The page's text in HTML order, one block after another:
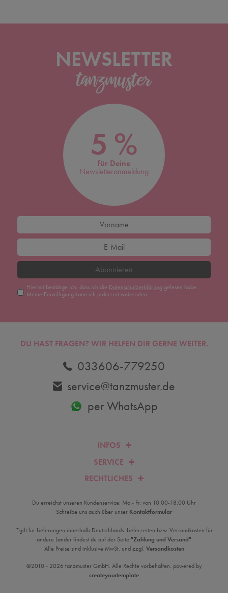
NEWSLETTER
5 %
für Deine
Newsletteranmeldung
Abonnieren
Hiermit bestätige ich, dass ich die Daten­schutz­erklärunggelesen habe.
Meine Einwilligung kann ich jederzeit widerrufen.
INFOS
SERVICE
RECHTLICHES
DU HAST FRAGEN? WIR HELFEN DIR GERNE WEITER.
033606-779250
service@tanzmuster.de
per WhatsApp
Du erreichst unseren Kundenservice: Mo.- Fr. von 10.00-18.00 Uhr
Schreibe uns auch über unser Kontaktformular
*gilt für Lieferungen innerhalb Deutschlands. Lieferzeiten bzw. Versandkosten für
andere Länder findest du auf der Seite "Zahlung und Versand"
Alle Preise sind inklusive MwSt. und zzgl. Versandkosten
©2010 - 2026 tanzmuster GmbH. Alle Rechte vorbehalten. powered by
createyourtemplate